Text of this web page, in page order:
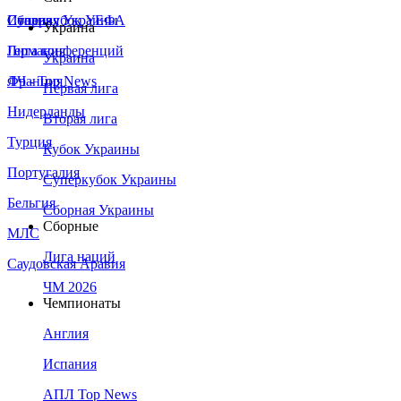
Сборная Украины
Италия
Германия
Франция
Нидерланды
Турция
Португалия
Бельгия
МЛС
Саудовская Аравия
Суперкубок УЕФА
Лига конференций
ЛЧ - Top News
Украина
Украина
Первая лига
Вторая лига
Кубок Украины
Суперкубок Украины
Сборная Украины
Сборные
Лига наций
ЧМ 2026
Чемпионаты
Англия
Испания
АПЛ Top News